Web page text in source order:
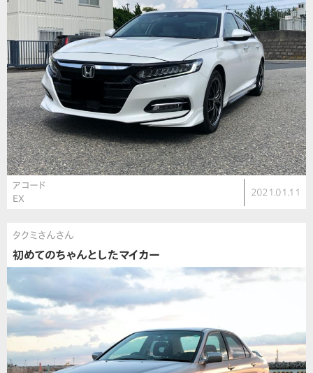
アコード
EX
2021.01.11
タクミさんさん
初めてのちゃんとしたマイカー